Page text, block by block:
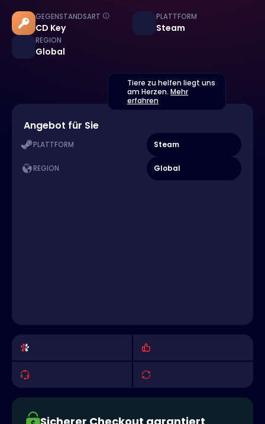
GEGENSTANDSART
CD Key
PLATTFORM
Steam
REGION
Global
Tiere zu helfen liegt uns
am Herzen. Mehr
erfahren
Angebot für Sie
PLATTFORM Steam
REGION Global